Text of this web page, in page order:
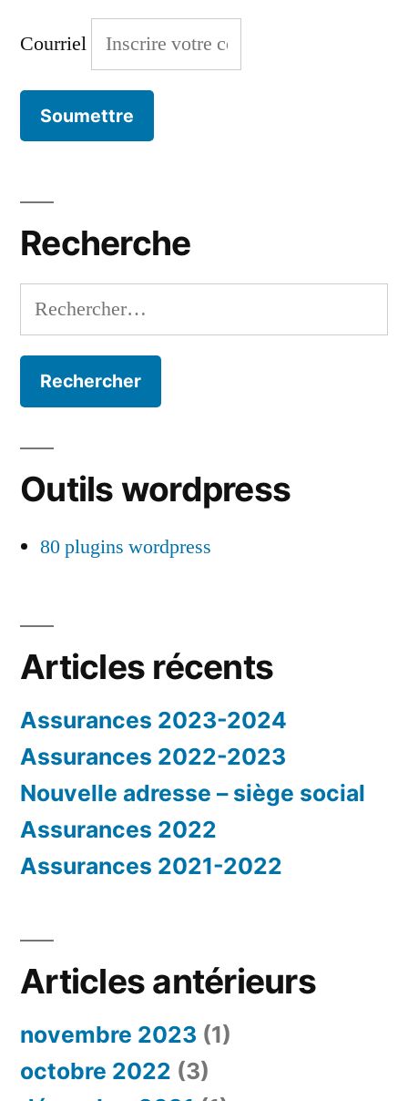
Courriel
Recherche
Rechercher :
Outils wordpress
80 plugins wordpress
Articles récents
Assurances 2023-2024
Assurances 2022-2023
Nouvelle adresse – siège social
Assurances 2022
Assurances 2021-2022
Articles antérieurs
novembre 2023 (1)
octobre 2022 (3)